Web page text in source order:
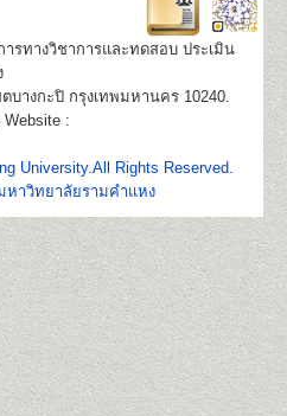
รทางวิชาการและทดสอบ ประเมิน
างกะปิ กรุงเทพมหานคร 10240.
:
University.All Rights Reserved.
หาวิทยาลัยรามคำแหง